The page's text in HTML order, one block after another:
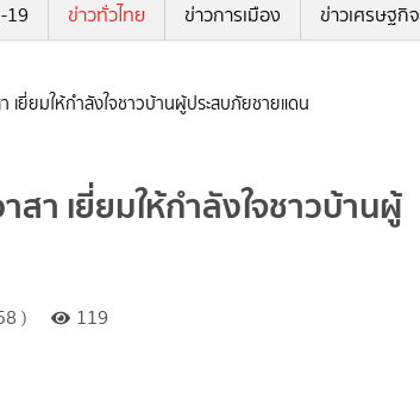
19 ข่าวทั่วไทย ข่าวการเมือง ข่าวเศรษฐกิจ
ยี่ยมให้กำลังใจชาวบ้านผู้ประสบภัยชายแดน
า เยี่ยมให้กำลังใจชาวบ้านผู้
) 119